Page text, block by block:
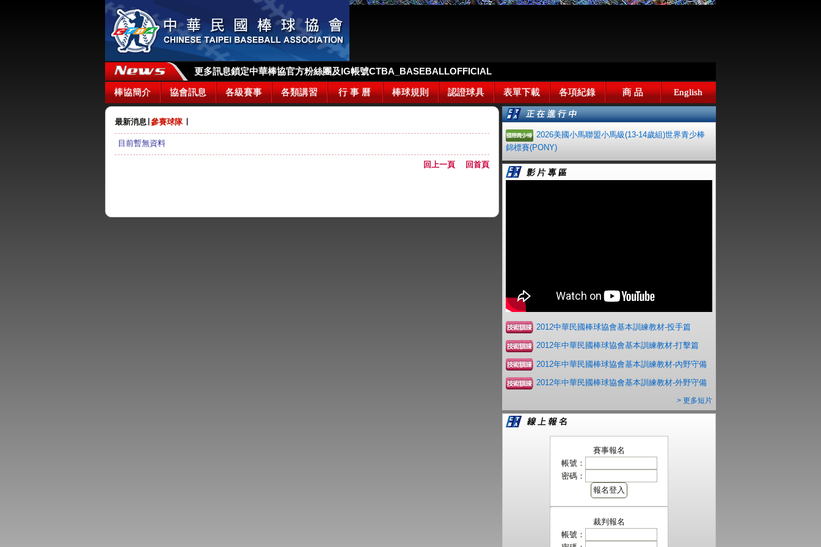
更多訊息鎖定中華棒協官方粉絲團及IG帳號CTBA_BASEBALLOFFICIAL
棒協簡介 協會訊息 各級賽事 各類講習 行 事 曆 棒球規則 認證球具 表單下載 各項紀錄 商 品 English
最新消息 參賽球隊∣
目前暫無資料
回上一頁 回首頁
2026美國小馬聯盟小馬級(13-14歲組)世界青少棒
錦標賽(PONY)
2012中華民國棒球協會基本訓練教材-投手篇
2012年中華民國棒球協會基本訓練教材-打擊篇
2012年中華民國棒球協會基本訓練教材-內野守備
2012年中華民國棒球協會基本訓練教材-外野守備
> 更多短片
賽事報名
帳號：
密碼：
裁判報名
帳號：